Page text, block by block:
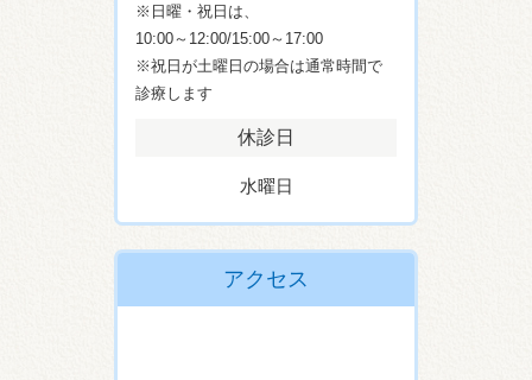
※日曜・祝日は、
10:00～12:00/15:00～17:00
※祝日が土曜日の場合は通常時間で
診療します
休診日
水曜日
アクセス